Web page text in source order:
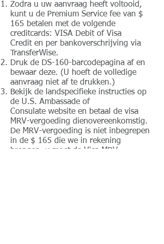
Zodra u uw aanvraag heeft voltooid,
kunt u de Premium Service fee van $
165 betalen met de volgende
creditcards: VISA Debit of Visa
Credit en per bankoverschrijving via
TransferWise.
Druk de DS-160-barcodepagina af en
bewaar deze. (U hoeft de volledige
aanvraag niet af te drukken.)
Bekijk de landspecifieke instructies op
de U.S. Ambassade of
Consulate website en betaal de visa
MRV-vergoeding dienovereenkomstig.
De MRV-vergoeding is niet inbegrepen
in de $ 165 die we in rekening
brengen, u moet de Visa MRV-